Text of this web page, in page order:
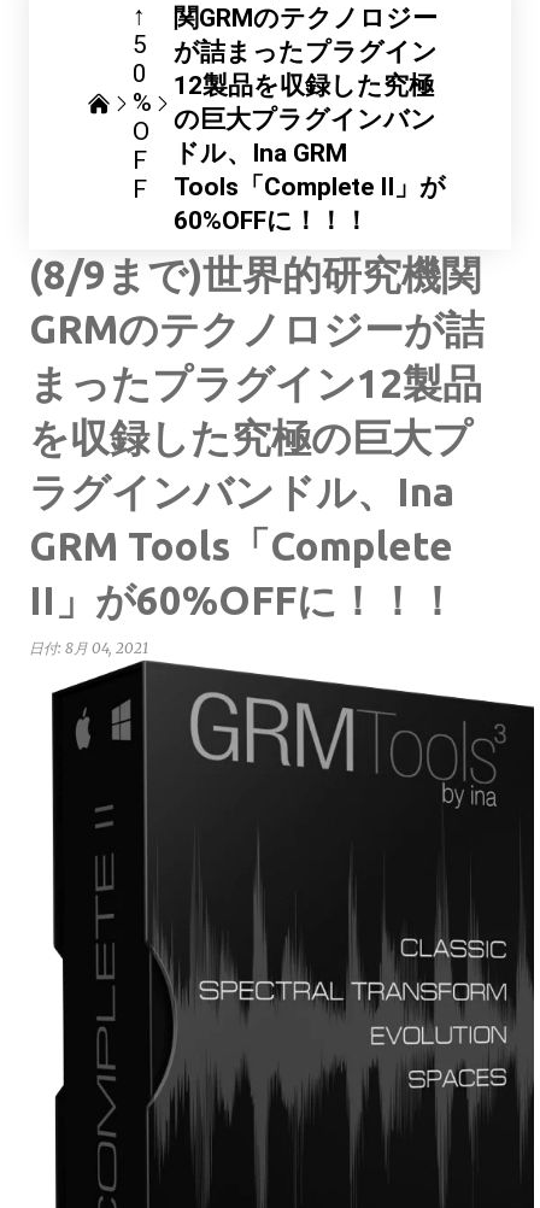
↑
5
0
%
O
F
F
関GRMのテクノロジー
が詰まったプラグイン
12製品を収録した究極
の巨大プラグインバン
ドル、Ina GRM
Tools「Complete II」が
60%OFFに！！！
(8/9まで)世界的研究機関
GRMのテクノロジーが詰
まったプラグイン12製品
を収録した究極の巨大プ
ラグインバンドル、Ina
GRM Tools「Complete
II」が60%OFFに！！！
日付: 8月 04, 2021